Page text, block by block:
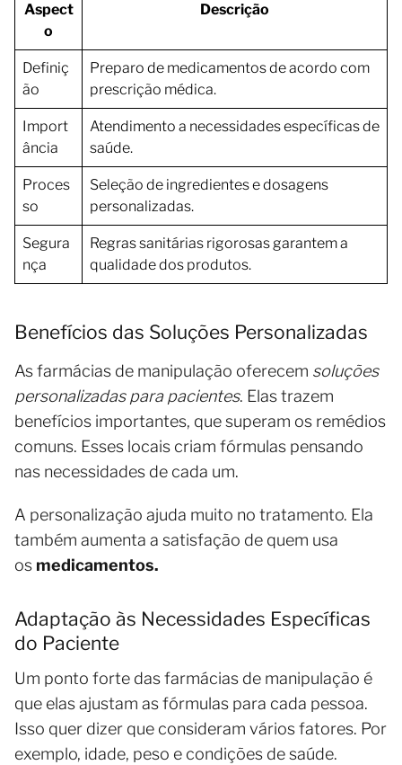
Aspect
o
Descrição
Definiç
ão
Preparo de medicamentos de acordo com
prescrição médica.
Import
ância
Atendimento a necessidades específicas de
saúde.
Proces
so
Seleção de ingredientes e dosagens
personalizadas.
Segura
nça
Regras sanitárias rigorosas garantem a
qualidade dos produtos.
Benefícios das Soluções Personalizadas
As farmácias de manipulação oferecem soluções
personalizadas para pacientes. Elas trazem
benefícios importantes, que superam os remédios
comuns. Esses locais criam fórmulas pensando
nas necessidades de cada um.
A personalização ajuda muito no tratamento. Ela
também aumenta a satisfação de quem usa
os medicamentos.
Adaptação às Necessidades Específicas
do Paciente
Um ponto forte das farmácias de manipulação é
que elas ajustam as fórmulas para cada pessoa.
Isso quer dizer que consideram vários fatores. Por
exemplo, idade, peso e condições de saúde.